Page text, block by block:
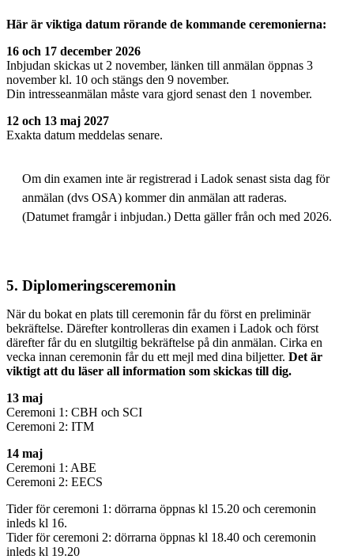
Här är viktiga datum rörande de kommande ceremonierna:
16 och 17 december 2026
Inbjudan skickas ut 2 november, länken till anmälan öppnas 3
november kl. 10 och stängs den 9 november.
Din intresseanmälan måste vara gjord senast den 1 november.
12 och 13 maj 2027
Exakta datum meddelas senare.
Om din examen inte är registrerad i Ladok senast sista dag för
anmälan (dvs OSA) kommer din anmälan att raderas.
(Datumet framgår i inbjudan.) Detta gäller från och med 2026.
5. Diplomeringsceremonin
När du bokat en plats till ceremonin får du först en preliminär
bekräftelse. Därefter kontrolleras din examen i Ladok och först
därefter får du en slutgiltig bekräftelse på din anmälan. Cirka en
vecka innan ceremonin får du ett mejl med dina biljetter. Det är
viktigt att du läser all information som skickas till dig.
13 maj
Ceremoni 1: CBH och SCI
Ceremoni 2: ITM
14 maj
Ceremoni 1: ABE
Ceremoni 2: EECS
Tider för ceremoni 1: dörrarna öppnas kl 15.20 och ceremonin
inleds kl 16.
Tider för ceremoni 2: dörrarna öppnas kl 18.40 och ceremonin
inleds kl 19.20